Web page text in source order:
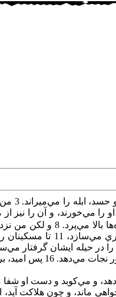
«الا´ن‌
هستند و در دروازه‌ پايمال‌ مي‌شوند و رهاننده‌اي‌ نيست‌. 5
ايشان‌ باز است‌. 6 زيرا كه‌ بلا از غبار در
مي‌سپردم‌، 9 كه‌ اعمال‌ عظيم‌ و بي‌قياس‌ مي‌كند
در روز به‌ تاريكي‌ برمي‌خورند و به‌ وقت‌